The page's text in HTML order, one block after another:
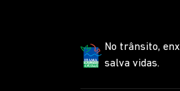
No trânsito,
salva vidas.